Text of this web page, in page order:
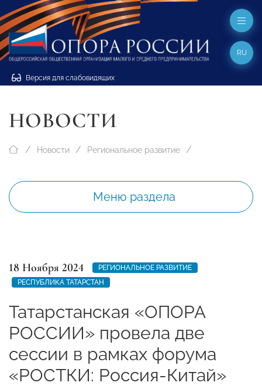
Версия для слабовидящих
RU
НОВОСТИ
Новости Региональное развитие
Меню раздела
18 Ноября 2024
РЕГИОНАЛЬНОЕ РАЗВИТИЕ
РЕСПУБЛИКА ТАТАРСТАН
Татарстанская «ОПОРА
РОССИИ» провела две
сессии в рамках форума
«РОСТКИ: Россия-Китай»